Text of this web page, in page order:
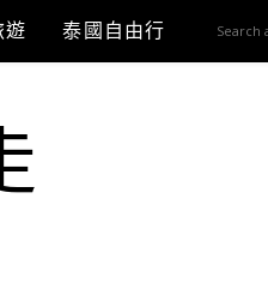
遊 泰國自由行